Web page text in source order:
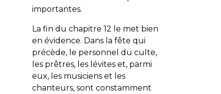
importantes.
La fin du chapitre 12 le met bien
en évidence. Dans la fête qui
précède, le personnel du culte,
les prêtres, les lévites et, parmi
eux, les musiciens et les
chanteurs, sont constamment